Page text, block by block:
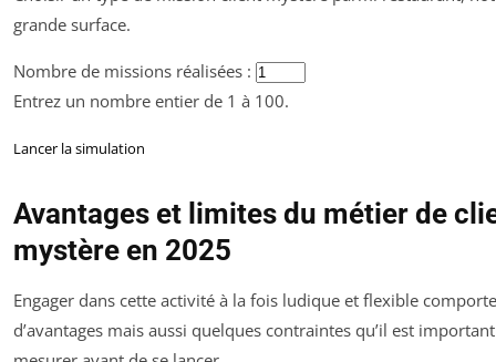
grande surface.
Nombre de missions réalisées :
Entrez un nombre entier de 1 à 100.
Lancer la simulation
Avantages et limites du métier de
mystère en 2025
Engager dans cette activité à la fois ludique et flexible
d’avantages mais aussi quelques contraintes qu’il est